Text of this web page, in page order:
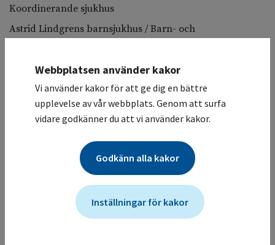
Koordinerande sjukhus
Astrid Lindgrens barnsjukhus / Barn- och
Syftet är att fastställa en säker dos av läkemedlet i
kombination av kemoterapi. Man vill också se eventuella
blodprover. Behandlingen pågår i högst 6 Cykler (ca 1
cykel per månad).
Mer information om studien för vårdgivare
Studien ändrades senast: (2026-05-26)
Webbplatsen använder kakor
Vi använder kakor för att ge dig en bättre
upplevelse av vår webbplats. Genom att surfa
vidare godkänner du att vi använder kakor.
Godkänn alla kakor
Inställningar för kakor